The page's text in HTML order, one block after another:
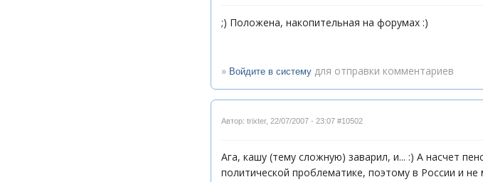
;) Положена, накопительная на форумах :)
» Войдите в систему для отправки комментариев
Автор: trixter, 22/07/2007 - 23:07 #10502
Ага, кашу (тему сложную) заварил, и... :) А насчет
политической проблематике, поэтому в России и не